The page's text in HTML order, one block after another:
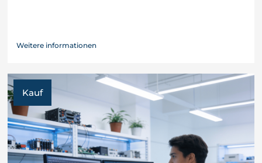
Weitere informationen
Kauf